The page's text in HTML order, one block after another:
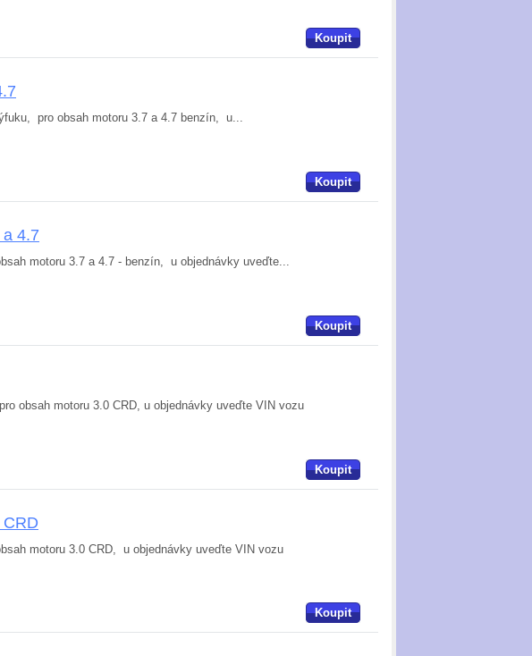
Koupit
pro obsah motoru 3.7 a 4.7 benzín, u...
Koupit
4.7
motoru 3.7 a 4.7 - benzín, u objednávky uveďte...
Koupit
obsah motoru 3.0 CRD, u objednávky uveďte VIN vozu
Koupit
motoru 3.0 CRD, u objednávky uveďte VIN vozu
Koupit